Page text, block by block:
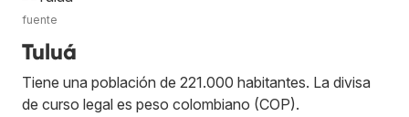
fuente
Tuluá
Tiene una población de 221.000 habitantes. La divisa
de curso legal es peso colombiano (COP).